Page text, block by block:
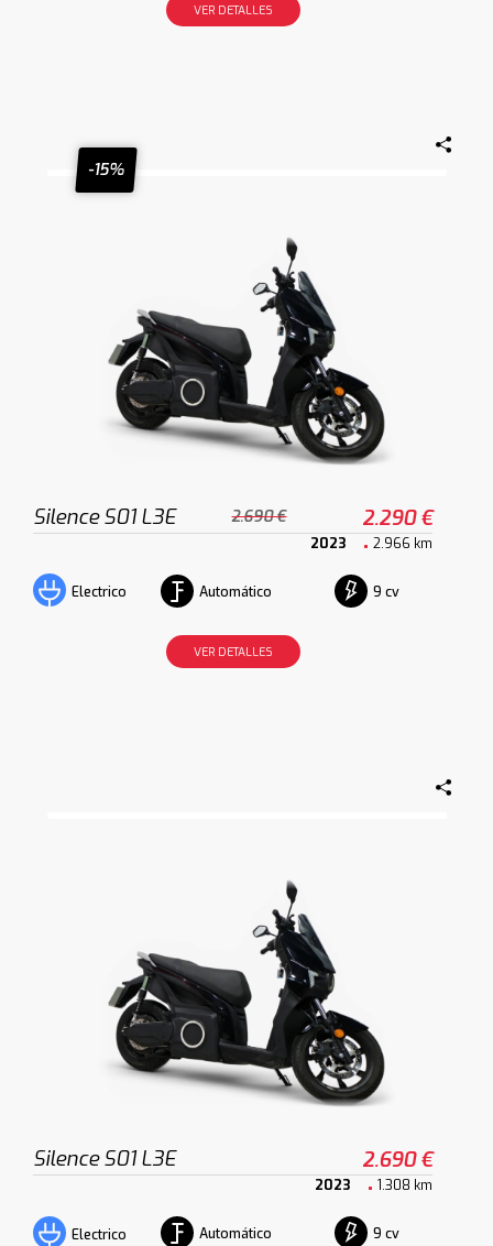
VER DETALLES
-15%
Silence S01 L3E 2.690 € 2.290 €
2023 2.966 km
Electrico Automático 9 cv
VER DETALLES
Silence S01 L3E 2.690 €
2023 1.308 km
Electrico Automático 9 cv